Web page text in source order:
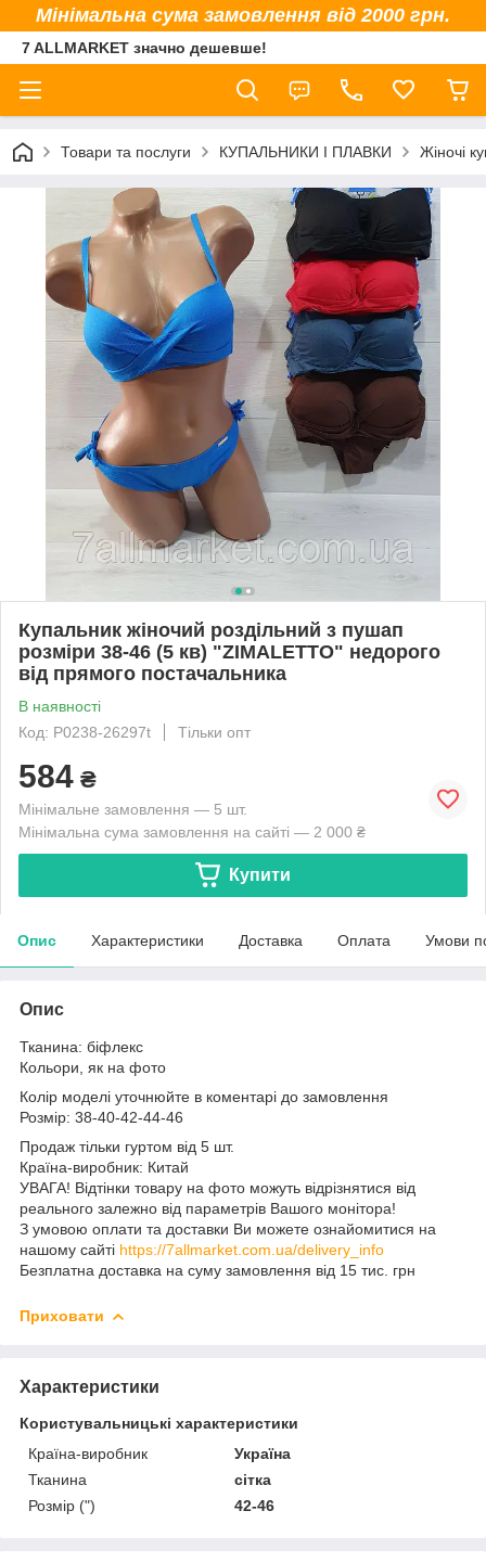
Мінімальна сума замовлення від 2000 грн.
7 ALLMARKET значно дешевше!
Товари та послуги КУПАЛЬНИКИ І ПЛАВКИ Жіночі
Купальник жіночий роздільний з пушап
розміри 38-46 (5 кв) "ZIMALETTO" недорого
від прямого постачальника
В наявності
Код: P0238-26297t
Тільки опт
584 ₴
Мінімальне замовлення — 5 шт.
Мінімальна сума замовлення на сайті — 2 000 ₴
Купити
Опис Характеристики Доставка Оплата Умови
Опис
Тканина: біфлекс
Кольори, як на фото
Колір моделі уточнюйте в коментарі до замовлення
Розмір: 38-40-42-44-46
Продаж тільки гуртом від 5 шт.
Країна-виробник: Китай
УВАГА! Відтінки товару на фото можуть відрізнятися від
реального залежно від параметрів Вашого монітора!
З умовою оплати та доставки Ви можете ознайомитися на
нашому сайті https://7allmarket.com.ua/delivery_info
Безплатна доставка на суму замовлення від 15 тис. грн
Приховати
Характеристики
Користувальницькі характеристики
Країна-виробник
Україна
Тканина
сітка
Розмір (")
42-46